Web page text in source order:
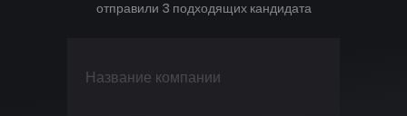
отправили 3 подходящих кандидата